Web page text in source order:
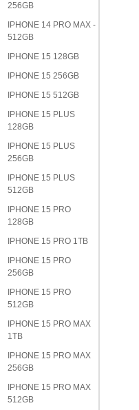
256GB
IPHONE 14 PRO MAX -
512GB
IPHONE 15 128GB
IPHONE 15 256GB
IPHONE 15 512GB
IPHONE 15 PLUS
128GB
IPHONE 15 PLUS
256GB
IPHONE 15 PLUS
512GB
IPHONE 15 PRO
128GB
IPHONE 15 PRO 1TB
IPHONE 15 PRO
256GB
IPHONE 15 PRO
512GB
IPHONE 15 PRO MAX
1TB
IPHONE 15 PRO MAX
256GB
IPHONE 15 PRO MAX
512GB